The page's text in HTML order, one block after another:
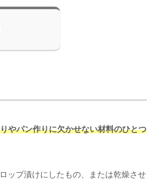
やパン作りに欠かせない材料のひとつ
ップ漬けにしたもの、または乾燥させ